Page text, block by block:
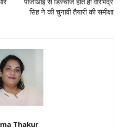
पीजीआई से डिस्चार्ज होते ही वीरभद्र
सिंह ने की चुनावी तैयारी की समीक्षा
Thakur